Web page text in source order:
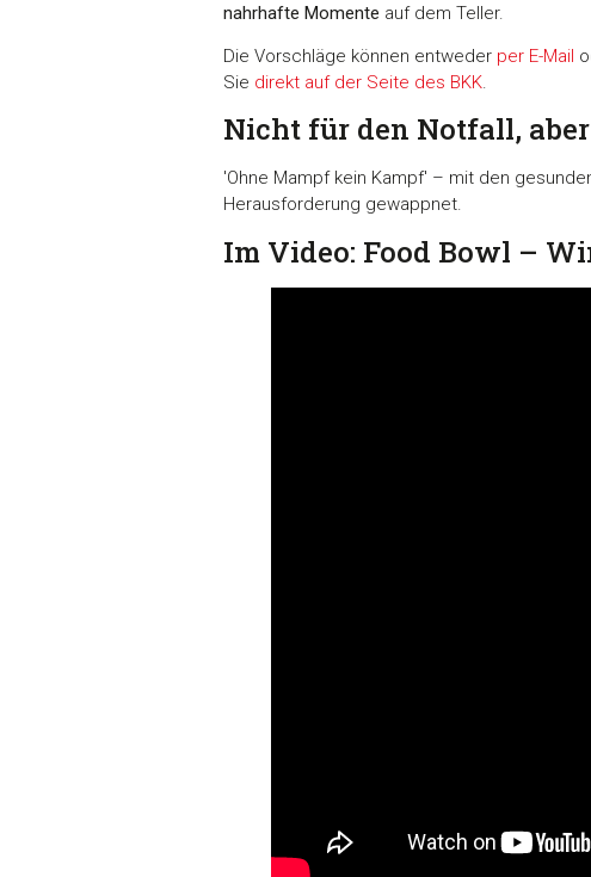
der Dienste gesammelt haben.
Einwilligungsauswahl
Notwendig
nahrhafte Momente auf dem Teller.
Die Vorschläge können entweder per E-Mail
Sie direkt auf der Seite des BKK.
Nicht für den Notfall,
'Ohne Mampf kein Kampf' – mit den
Herausforderung gewappnet.
Im Video: Food Bowl –